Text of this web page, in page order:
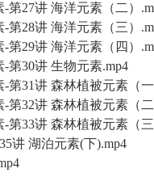
27讲 海洋元素（二）
28讲 海洋元素（三）
29讲 海洋元素（四）
30讲 生物元素.mp4
31讲 森林植被元素（一
32讲 森林植被元素（二
33讲 森林植被元素（三
讲 湖泊元素(下).mp4